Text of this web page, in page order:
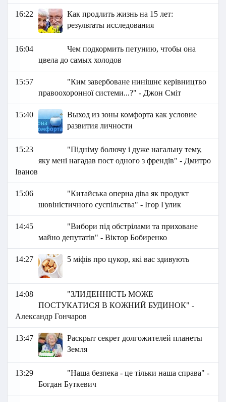
16:22
Как продлить жизнь на 15 лет:
результаты исследования
16:04
Чем подкормить петунию, чтобы она
цвела до самых холодов
15:57
"Ким завербоване нинішнє керівництво
правоохоронної системи...?" - Джон Сміт
15:40
Выход из зоны комфорта как условие
развития личности
15:23
"Підніму болючу і дуже нагальну тему,
яку мені нагадав пост одного з френдів" - Дмитро
Іванов
15:06
"Китайська оперна діва як продукт
шовіністичного суспільства" - Ігор Гулик
14:45
"Вибори під обстрілами та приховане
майно депутатів" - Віктор Бобиренко
14:27 5 міфів про цукор, які вас здивують
14:08
"ЗЛИДЕННІСТЬ МОЖЕ
ПОСТУКАТИСЯ В КОЖНИЙ БУДИНОК" -
Александр Гончаров
13:47
Раскрыт секрет долгожителей планеты
Земля
13:29
"Наша безпека - це тільки наша справа" -
Богдан Буткевич